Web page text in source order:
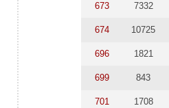
673 7332
674 10725
696 1821
699 843
701 1708